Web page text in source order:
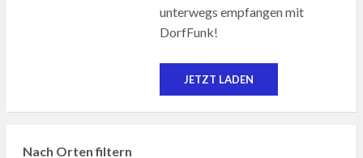
unterwegs empfangen mit
DorfFunk!
JETZT LADEN
Nach Orten filtern